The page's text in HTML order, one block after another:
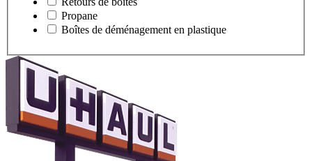
Propane
Boîtes de déménagement en plastique